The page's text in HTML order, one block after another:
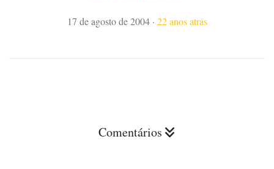
17 de agosto de 2004 · 22 anos atrás
Comentários